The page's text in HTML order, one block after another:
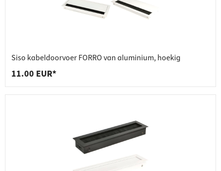
Siso kabeldoorvoer FORRO van aluminium, hoekig
11.00 EUR*